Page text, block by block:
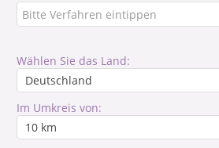
Wählen Sie das Land:
Im Umkreis von: